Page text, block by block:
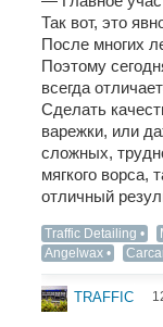
Так вот, это
После многих
Поэтому
всегда
Сделать
варежки, или
сложных,
мягкого ворса,
отличный
Traffic Detailing
Angelwax
TRAFFIC